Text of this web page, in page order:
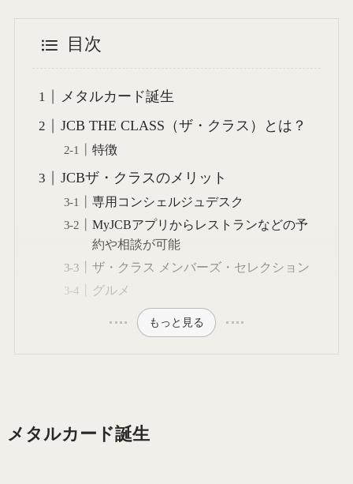
目次
メタルカード誕生
JCB THE CLASS（ザ・クラス）とは？
特徴
JCBザ・クラスのメリット
専用コンシェルジュデスク
MyJCBアプリからレストランなどの予
約や相談が可能
ザ・クラス メンバーズ・セレクション
グルメ
もっと見る
メタルカード誕生